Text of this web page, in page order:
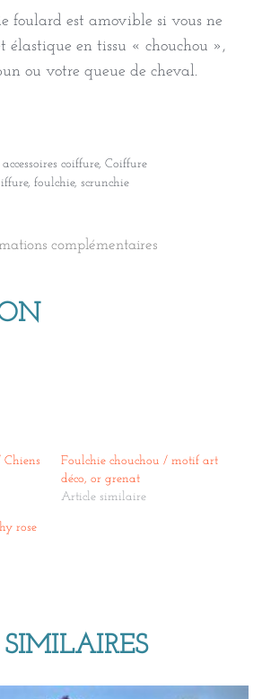
foulard est amovible si vous ne
élastique en tissu « chouchou »,
ou votre queue de cheval.
coiffure, Coiffure
, foulchie, scrunchie
complémentaires
Foulchie chouchou / motif art
déco, or grenat
Article similaire
rose
SIMILAIRES